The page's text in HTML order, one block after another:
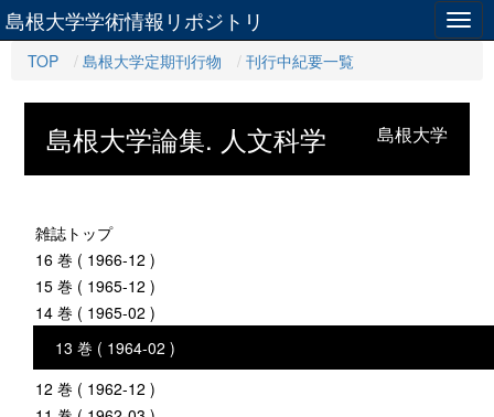
島根大学学術情報リポジトリ
TOP 島根大学定期刊行物 刊行中紀要一覧
島根大学
島根大学論集. 人文科学
雑誌トップ
16 巻 ( 1966-12 )
15 巻 ( 1965-12 )
14 巻 ( 1965-02 )
13 巻 ( 1964-02 )
12 巻 ( 1962-12 )